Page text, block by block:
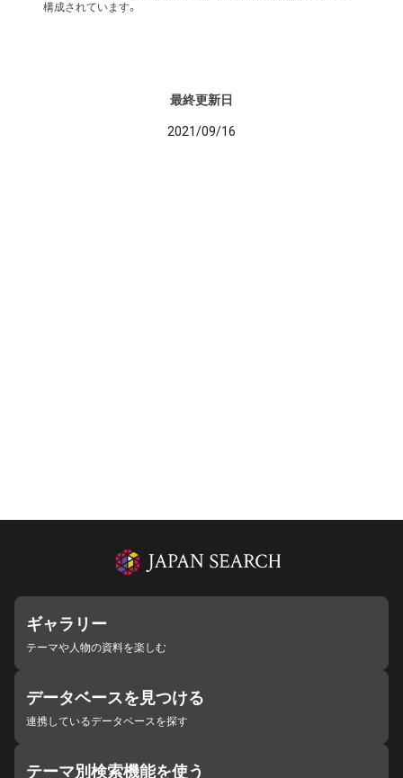
構成されています。
最終更新日
2021/09/16
ギャラリー
テーマや人物の資料を楽しむ
データベースを見つける
連携しているデータベースを探す
テーマ別検索機能を使う